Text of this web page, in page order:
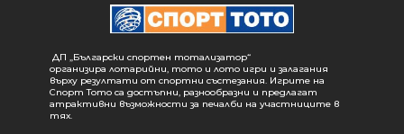
ДП „Български спортен тотализатор“
организира лотарийни, тото и лото игри и залагания
върху резултати от спортни състезания. Игрите на
Спорт Тото са достъпни, разнообразни и предлагат
атрактивни възможности за печалби на участниците в
тях.